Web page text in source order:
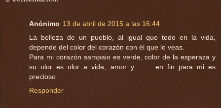
Anónimo 13 de abril de 2015 a las 16:44
La belleza de un pueblo, al igual que todo en la vida,
depende del color del corazón con él que lo veas.
Para mi corazón sampaio es verde, color de la esperaza y
su olor es olor a vida, amor y......... en fin para mi es
precioso
Responder